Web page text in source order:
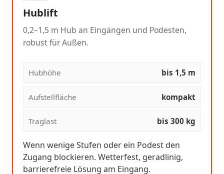
Hublift
0,2–1,5 m Hub an Eingängen und Podesten,
robust für Außen.
Hubhöhe bis 1,5 m
Aufstellfläche kompakt
Traglast bis 300 kg
Wenn wenige Stufen oder ein Podest den
Zugang blockieren. Wetterfest, geradlinig,
barrierefreie Lösung am Eingang.